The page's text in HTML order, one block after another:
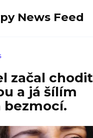
News Feed
začal
a já šílím
bezmocí.